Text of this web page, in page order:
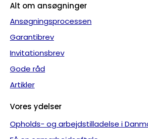
Alt om ansøgninger
Ansøgningsprocessen
Garantibrev
Invitationsbrev
Gode råd
Artikler
Vores ydelser
Opholds- og arbejdstilladelse i